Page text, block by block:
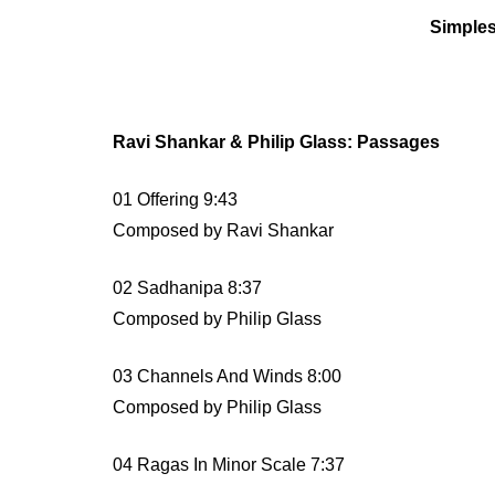
Ravi Shankar & Philip Glass: Passages
01 Offering 9:43
Composed by Ravi Shankar
02 Sadhanipa 8:37
Composed by Philip Glass
03 Channels And Winds 8:00
Composed by Philip Glass
04 Ragas In Minor Scale 7:37